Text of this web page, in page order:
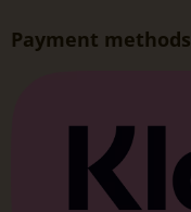
Payment methods